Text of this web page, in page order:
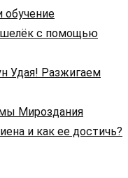
обучение
с помощью
Удая! Разжигаем
Мироздания
и как ее достичь?